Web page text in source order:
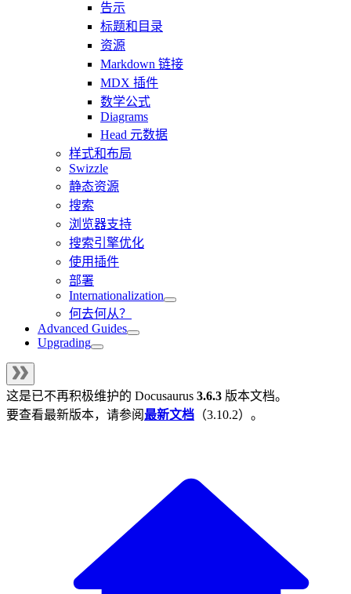
告示
标题和目录
资源
Markdown 链接
MDX 插件
数学公式
Diagrams
Head 元数据
样式和布局
Swizzle
静态资源
搜索
浏览器支持
搜索引擎优化
使用插件
部署
Internationalization
何去何从？
Advanced Guides
Upgrading
这是已不再积极维护的 Docusaurus 3.6.3 版本文档。
要查看最新版本，请参阅最新文档 （3.10.2）。